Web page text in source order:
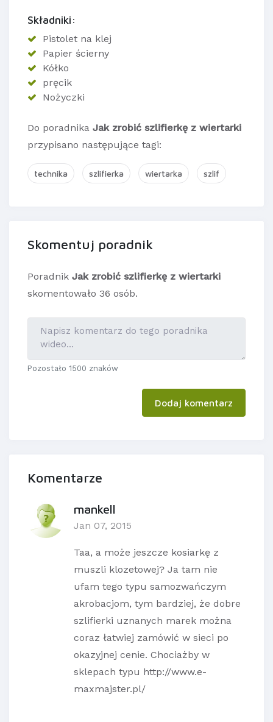
Składniki:
Pistolet na klej
Papier ścierny
Kółko
pręcik
Nożyczki
Do poradnika Jak zrobić szlifierkę z wiertarki
przypisano następujące tagi:
technika szlifierka wiertarka szlif
Skomentuj poradnik
Poradnik Jak zrobić szlifierkę z wiertarki
skomentowało 36 osób.
Pozostało 1500 znaków
Dodaj komentarz
Komentarze
mankell
Jan 07, 2015
Taa, a może jeszcze kosiarkę z
muszli klozetowej? Ja tam nie
ufam tego typu samozwańczym
akrobacjom, tym bardziej, że dobre
szlifierki uznanych marek można
coraz łatwiej zamówić w sieci po
okazyjnej cenie. Chociażby w
sklepach typu http://www.e-
maxmajster.pl/